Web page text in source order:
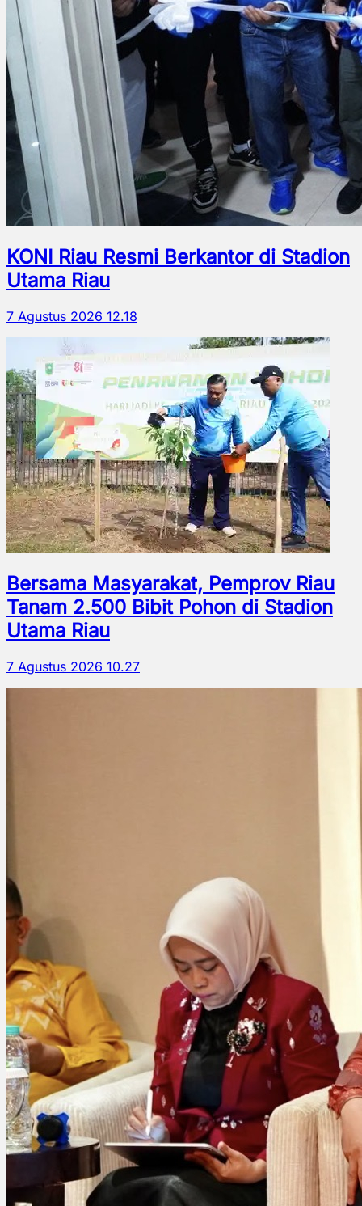
KONI Riau Resmi Berkantor di Stadion
Utama Riau
7 Agustus 2026 12.18
Bersama Masyarakat, Pemprov Riau
Tanam 2.500 Bibit Pohon di Stadion
Utama Riau
7 Agustus 2026 10.27